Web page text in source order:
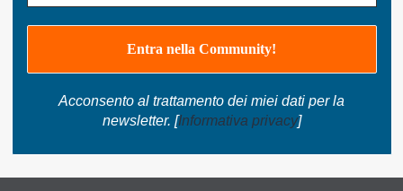
Acconsento al trattamento dei miei dati per la
newsletter. [Informativa privacy]